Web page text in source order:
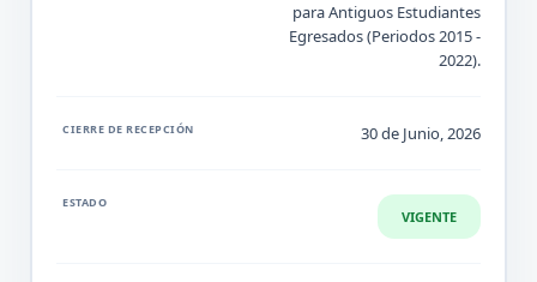
para Antiguos Estudiantes
Egresados (Periodos 2015 -
2022).
30 de Junio, 2026
VIGENTE